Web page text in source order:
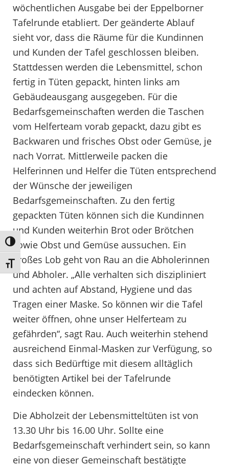
Umschalten auf hohe Kontraste
Schrift vergrößern
wöchentlichen Ausgabe bei der Eppelborner
Tafelrunde etabliert. Der geänderte Ablauf
sieht vor, dass die Räume für die Kundinnen
und Kunden der Tafel geschlossen bleiben.
Stattdessen werden die Lebensmittel, schon
fertig in Tüten gepackt, hinten links am
Gebäudeausgang ausgegeben. Für die
Bedarfsgemeinschaften werden die Taschen
vom Helferteam vorab gepackt, dazu gibt es
Backwaren und frisches Obst oder Gemüse, je
nach Vorrat. Mittlerweile packen die
Helferinnen und Helfer die Tüten entsprechend
der Wünsche der jeweiligen
Bedarfsgemeinschaften. Zu den fertig
gepackten Tüten können sich die Kundinnen
und Kunden weiterhin Brot oder Brötchen
sowie Obst und Gemüse aussuchen. Ein
großes Lob geht von Rau an die Abholerinnen
und Abholer. „Alle verhalten sich diszipliniert
und achten auf Abstand, Hygiene und das
Tragen einer Maske. So können wir die Tafel
weiter öffnen, ohne unser Helferteam zu
gefährden“, sagt Rau. Auch weiterhin stehend
ausreichend Einmal-Masken zur Verfügung, so
dass sich Bedürftige mit diesem alltäglich
benötigten Artikel bei der Tafelrunde
eindecken können.
Die Abholzeit der Lebensmitteltüten ist von
13.30 Uhr bis 16.00 Uhr. Sollte eine
Bedarfsgemeinschaft verhindert sein, so kann
eine von dieser Gemeinschaft bestätigte